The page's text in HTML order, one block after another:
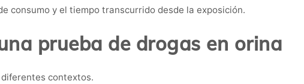
consumo y el tiempo transcurrido desde la exposición.
prueba de drogas en orina
contextos.